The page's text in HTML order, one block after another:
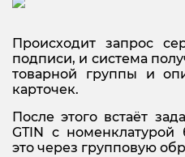
Происходит запрос
подписи, и система
товарной группы и
карточек.
После этого встаёт
GTIN с номенклатурой
это через групповую